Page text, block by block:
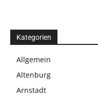
Kategorien
Allgemein
Altenburg
Arnstadt